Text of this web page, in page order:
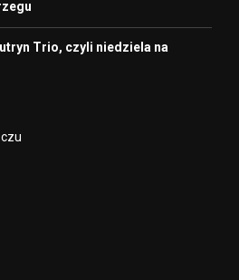
Trio, czyli niedziela na